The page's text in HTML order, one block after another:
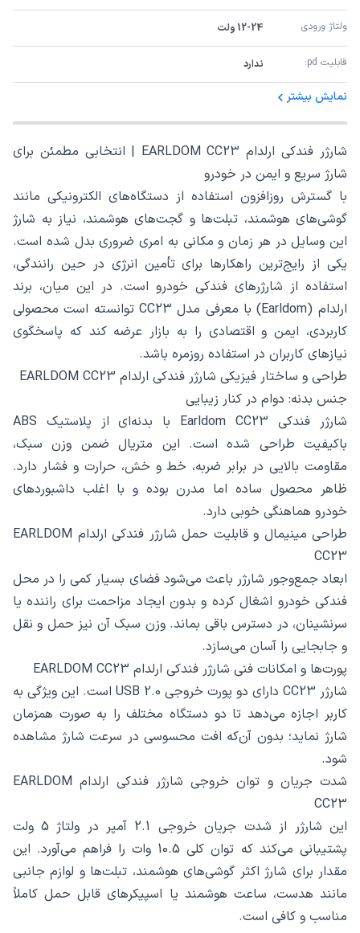
ولتاژ ورودی 12-24 ولت
قابلیت pd: ندارد
نمایش بیشتر
شارژر فندکی ارلدام EARLDOM CC23 | انتخابی مطمئن برای
شارژ سریع و ایمن در خودرو
با گسترش روزافزون استفاده از دستگاه‌های الکترونیکی مانند
گوشی‌های هوشمند، تبلت‌ها و گجت‌های هوشمند، نیاز به شارژ
این وسایل در هر زمان و مکانی به امری ضروری بدل شده است.
یکی از رایج‌ترین راهکارها برای تأمین انرژی در حین رانندگی،
استفاده از شارژرهای فندکی خودرو است. در این میان، برند
ارلدام (Earldom) با معرفی مدل CC23 توانسته است محصولی
کاربردی، ایمن و اقتصادی را به بازار عرضه کند که پاسخگوی
نیازهای کاربران در استفاده روزمره باشد.
طراحی و ساختار فیزیکی شارژر فندکی ارلدام EARLDOM CC23
جنس بدنه: دوام در کنار زیبایی
شارژر فندکی Earldom CC23 با بدنه‌ای از پلاستیک ABS
باکیفیت طراحی شده است. این متریال ضمن وزن سبک،
مقاومت بالایی در برابر ضربه، خط و خش، حرارت و فشار دارد.
ظاهر محصول ساده اما مدرن بوده و با اغلب داشبوردهای
خودرو هماهنگی خوبی دارد.
طراحی مینیمال و قابلیت حمل شارژر فندکی ارلدام EARLDOM
CC23
ابعاد جمع‌وجور شارژر باعث می‌شود فضای بسیار کمی را در محل
فندکی خودرو اشغال کرده و بدون ایجاد مزاحمت برای راننده یا
سرنشینان، در دسترس باقی بماند. وزن سبک آن نیز حمل و نقل
و جابجایی را آسان می‌سازد.
پورت‌ها و امکانات فنی شارژر فندکی ارلدام EARLDOM CC23
شارژر CC23 دارای دو پورت خروجی USB 2.0 است. این ویژگی به
کاربر اجازه می‌دهد تا دو دستگاه مختلف را به صورت همزمان
شارژ نماید؛ بدون آن‌که افت محسوسی در سرعت شارژ مشاهده
شود.
شدت جریان و توان خروجی شارژر فندکی ارلدام EARLDOM
CC23
این شارژر از شدت جریان خروجی 2.1 آمپر در ولتاژ 5 ولت
پشتیبانی می‌کند که توان کلی 10.5 وات را فراهم می‌آورد. این
مقدار برای شارژ اکثر گوشی‌های هوشمند، تبلت‌ها و لوازم جانبی
مانند هدست، ساعت هوشمند یا اسپیکرهای قابل حمل کاملاً
مناسب و کافی است.